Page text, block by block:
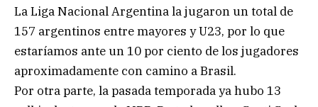
La Liga Nacional Argentina la jugaron un total de
157 argentinos entre mayores y U23, por lo que
estaríamos ante un 10 por ciento de los jugadores
aproximadamente con camino a Brasil.
Por otra parte, la pasada temporada ya hubo 13